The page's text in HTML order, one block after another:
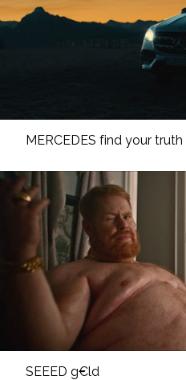
MERCEDES find your truth
SEEED g€ld